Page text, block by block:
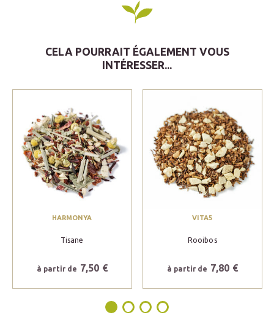
CELA POURRAIT ÉGALEMENT VOUS
INTÉRESSER...
HARMONYA
Tisane
à partir de 7,50 €
VITA5
Rooibos
à partir de 7,80 €